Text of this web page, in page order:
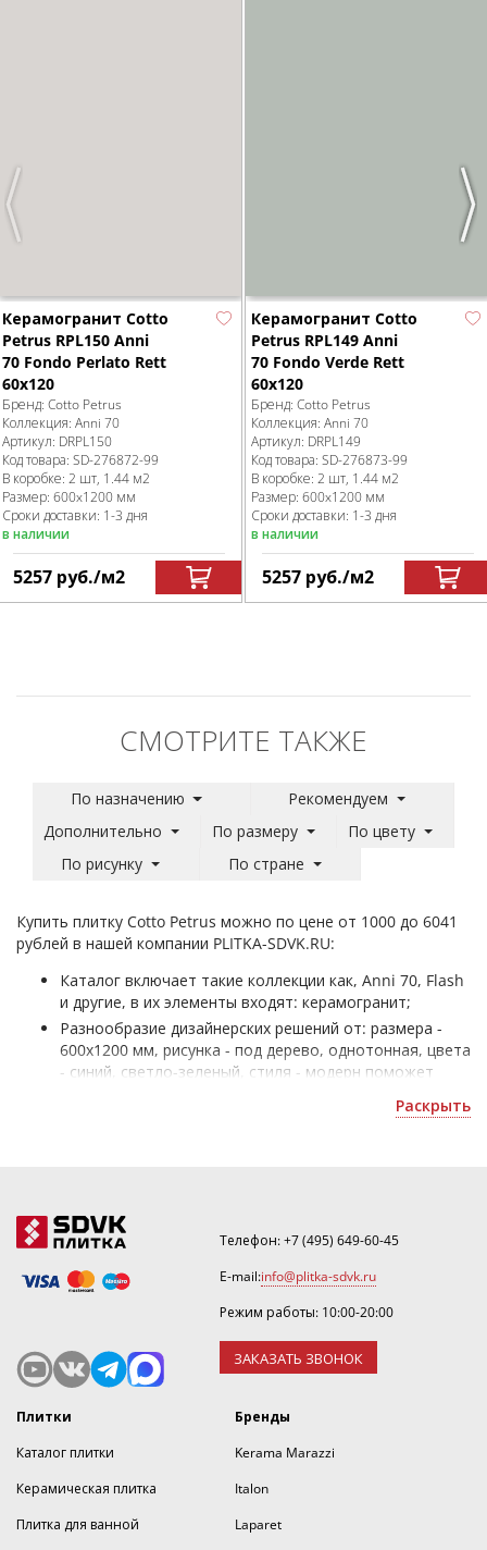
Previous
Керамогранит Cotto
Petrus RPL150 Anni
70 Fondo Perlato Rett
60x120
Бренд: Cotto Petrus
Коллекция: Anni 70
Артикул: DRPL150
Код товара: SD-276872-99
В коробке: 2 шт, 1.44 м2
Размер: 600x1200 мм
Сроки доставки: 1-3 дня
в наличии
5257 руб./м2
Керамогранит Cotto
Petrus RPL149 Anni
70 Fondo Verde Rett
60x120
Бренд: Cotto Petrus
Коллекция: Anni 70
Артикул: DRPL149
Код товара: SD-276873-99
В коробке: 2 шт, 1.44 м2
Размер: 600x1200 мм
Сроки доставки: 1-3 дня
в наличии
5257 руб./м2
СМОТРИТЕ ТАКЖЕ
По назначению
Рекомендуем
Дополнительно
По размеру
По цвету
По рисунку
По стране
Купить плитку Cotto Petrus можно по цене от 1000 до 6041
рублей в нашей компании PLITKA-SDVK.RU:
Каталог включает такие коллекции как, Anni 70, Flash
и другие, в их элементы входят: керамогранит;
Разнообразие дизайнерских решений от: размера -
600x1200 мм, рисунка - под дерево, однотонная, цвета
- синий, светло-зеленый, стиля - модерн поможет
доставки по Москве, а также в другие регионы.
Раскрыть
Телефон:+7 (495) 649-60-45
E-mail:info@plitka-sdvk.ru
Режим работы: 10:00-20:00
ЗАКАЗАТЬ ЗВОНОК
Плитки
Каталог плитки
Керамическая плитка
Плитка для ванной
Бренды
Kerama Marazzi
Italon
Laparet